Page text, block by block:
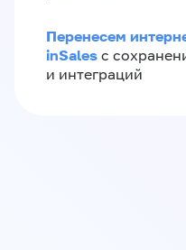
Перенесем
inSales с
и интеграций